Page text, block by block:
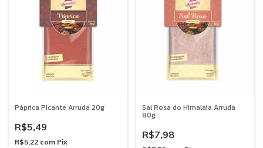
Páprica Picante Arruda 20g
R$5,49
R$5,22 com Pix
Sal Rosa do Himalaia Arruda
80g
R$7,98